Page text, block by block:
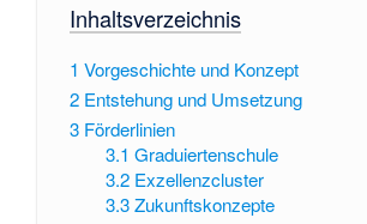
Inhaltsverzeichnis
1 Vorgeschichte und Konzept
2 Entstehung und Umsetzung
3 Förderlinien
3.1 Graduiertenschule
3.2 Exzellenzcluster
3.3 Zukunftskonzepte